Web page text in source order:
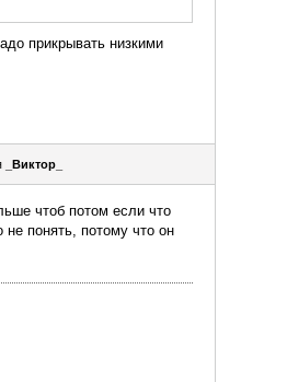
прикрывать низкими
_Виктор_
чтоб потом если что
понять, потому что он